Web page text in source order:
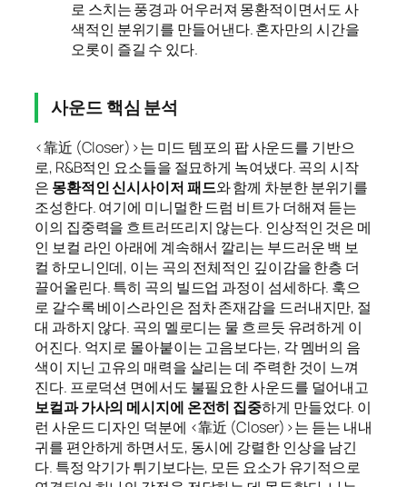
로 스치는 풍경과 어우러져 몽환적이면서도 사
색적인 분위기를 만들어낸다. 혼자만의 시간을
오롯이 즐길 수 있다.
사운드 핵심 분석
<靠近 (Closer)>는 미드 템포의 팝 사운드를 기반으
로, R&B적인 요소들을 절묘하게 녹여냈다. 곡의 시작
은 몽환적인 신시사이저 패드와 함께 차분한 분위기를
조성한다. 여기에 미니멀한 드럼 비트가 더해져 듣는
이의 집중력을 흐트러뜨리지 않는다. 인상적인 것은 메
인 보컬 라인 아래에 계속해서 깔리는 부드러운 백 보
컬 하모니인데, 이는 곡의 전체적인 깊이감을 한층 더
끌어올린다. 특히 곡의 빌드업 과정이 섬세하다. 훅으
로 갈수록 베이스라인은 점차 존재감을 드러내지만, 절
대 과하지 않다. 곡의 멜로디는 물 흐르듯 유려하게 이
어진다. 억지로 몰아붙이는 고음보다는, 각 멤버의 음
색이 지닌 고유의 매력을 살리는 데 주력한 것이 느껴
진다. 프로덕션 면에서도 불필요한 사운드를 덜어내고
보컬과 가사의 메시지에 온전히 집중하게 만들었다. 이
런 사운드 디자인 덕분에 <靠近 (Closer)>는 듣는 내내
귀를 편안하게 하면서도, 동시에 강렬한 인상을 남긴
다. 특정 악기가 튀기보다는, 모든 요소가 유기적으로